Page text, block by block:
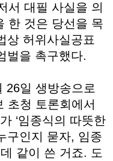
서 대필 사실을 의
한 것은 당선을 목
상 허위사실공표
벌을 촉구했다.
26일 생방송으로
초청 토론회에서
‘임종식의 따뜻한
구인지 묻자, 임종
같이 쓴 거죠. 도